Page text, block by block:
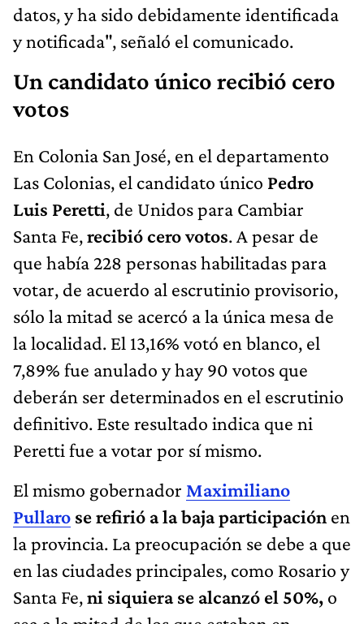
datos, y ha sido debidamente identificada
y notificada", señaló el comunicado.
Un candidato único recibió cero
votos
En Colonia San José, en el departamento
Las Colonias, el candidato único Pedro
Luis Peretti, de Unidos para Cambiar
Santa Fe,recibió cero votos. A pesar de
que había 228 personas habilitadas para
votar, de acuerdo al escrutinio provisorio,
sólo la mitad se acercó a la única mesa de
la localidad. El 13,16% votó en blanco, el
7,89% fue anulado y hay 90 votos que
deberán ser determinados en el escrutinio
definitivo. Este resultado indica que ni
Peretti fue a votar por sí mismo.
El mismo gobernador Maximiliano
Pullaro se refirió a la baja participación en
la provincia. La preocupación se debe a que
en las ciudades principales, como Rosario y
Santa Fe,ni siquiera se alcanzó el 50%, o